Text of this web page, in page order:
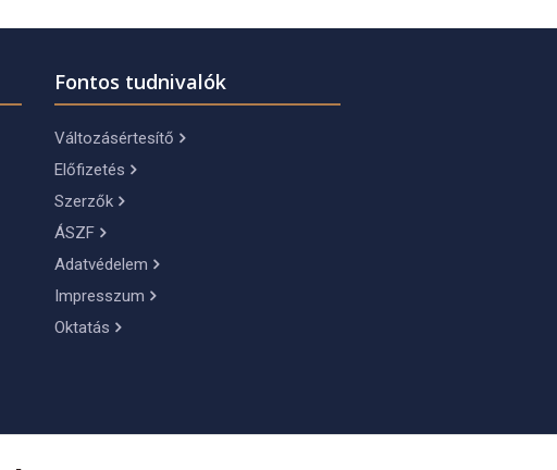
Fontos tudnivalók
Változásértesítő
Előfizetés
Szerzők
ÁSZF
Adatvédelem
Impresszum
Oktatás